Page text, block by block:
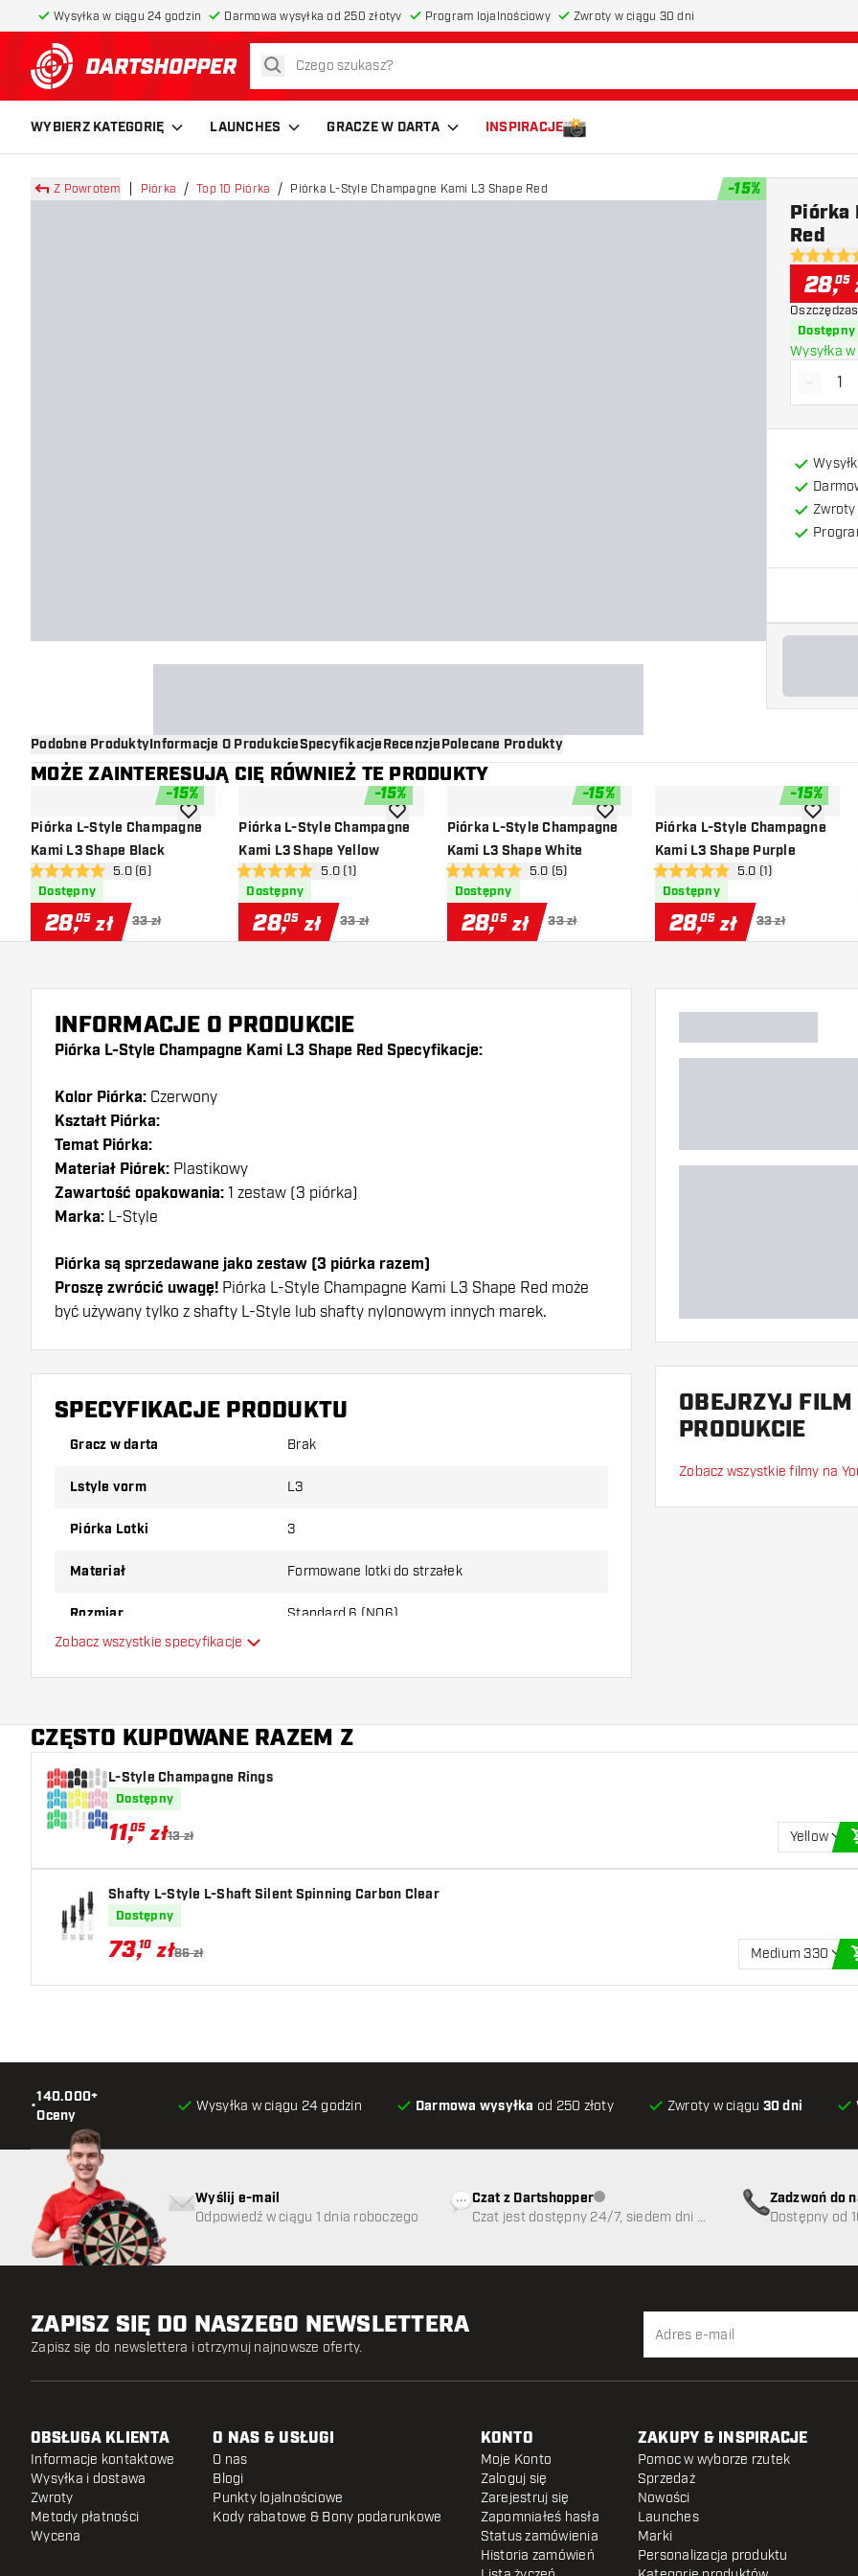
Wysyłka w ciągu 24 godzin Darmowa wysyłka od 250 złotyv Program lojalnościowy Zwroty w ciągu 30 dni
powrót do strony głównej
szukaj
WYBIERZ KATEGORIĘ LAUNCHES GRACZE W DARTA INSPIRACJE
Z Powrotem Piórka Top 10 Piórka Piórka L-Style Champagne Kami L3 Shape Red -15%
5 gwiazdki
Piórka
Red
28,05
Dostępny
Wysyłka
-
Zwroty
Podobne ProduktyInformacje O ProdukcieSpecyfikacjeRecenzjePolecane Produkty
MOŻE ZAINTERESUJĄ CIĘ RÓWNIEŻ TE PRODUKTY
-15%
Piórka L-Style Champagne
Kami L3 Shape Black
otwórz panel recenzji
5 gwiazdki oceny5.0 (6)
Dostępny
28,05 zł 33 zł
dodaj do listy życzeń
-15%
Piórka L-Style Champagne
Kami L3 Shape Yellow
otwórz panel recenzji
5 gwiazdki oceny5.0 (1)
Dostępny
28,05 zł 33 zł
dodaj do listy życzeń
-15%
Piórka L-Style Champagne
Kami L3 Shape White
otwórz panel recenzji
5 gwiazdki oceny5.0 (5)
Dostępny
28,05 zł 33 zł
dodaj do listy życzeń
-15%
Piórka L-Style Champagne
Kami L3 Shape Purple
otwórz panel recenzji
5 gwiazdki oceny5.0 (1)
Dostępny
28,05 zł 33 zł
dodaj do
INFORMACJE O PRODUKCIE
Piórka L-Style Champagne Kami L3 Shape Red Specyfikacje:
Kolor Piórka: Czerwony
Kształt Piórka:
Temat Piórka:
Materiał Piórek: Plastikowy
Zawartość opakowania: 1 zestaw (3 piórka)
Marka: L-Style
Piórka są sprzedawane jako zestaw (3 piórka razem)
Proszę zwrócić uwagę! Piórka L-Style Champagne Kami L3 Shape Red może
być używany tylko z shafty L-Style lub shafty nylonowym innych marek.
Upewnij się, że masz pod ręką dużo piórek i shaftów. Mogą one zostać
uszkodzone lub złamane w wyniku użytkowania.
który wariant najbardziej Ci odpowiada!
SPECYFIKACJE PRODUKTU
Gracz w darta Brak
Lstyle vorm L3
Piórka Lotki 3
Materiał Formowane lotki do strzałek
Rozmiar Standard 6 (NO6)
Główny kolor
Zobacz wszystkie specyfikacje
OBEJRZYJ FILM
PRODUKCIE
Zobacz wszystkie filmy na
CZĘSTO KUPOWANE RAZEM Z
L-Style Champagne Rings
Dostępny
11,05 zł13 zł Yellow
Shafty L-Style L-Shaft Silent Spinning Carbon Clear
Dostępny
73,10 zł86 zł Medium 330
•
140.000+
Oceny
Wysyłka w ciągu 24 godzin Darmowa wysyłka od 250 złoty Zwroty w ciągu 30 dni
Wyślij e-mail
Odpowiedź w ciągu 1 dnia roboczego
Czat z DartshopperObsługa klienta niedostępna
Czat jest dostępny 24/7, siedem dni w
Zadzwoń do
89
Dostępny od
ZAPISZ SIĘ DO NASZEGO NEWSLETTERA
Zapisz się do newslettera i otrzymuj najnowsze oferty.
OBSŁUGA KLIENTA
Informacje kontaktowe
Wysyłka i dostawa
Zwroty
Metody płatności
Wycena
O NAS & USŁUGI
O nas
Blogi
Punkty lojalnościowe
Kody rabatowe & Bony podarunkowe
KONTO
Moje Konto
Zaloguj się
Zarejestruj się
Zapomniałeś hasła
Status zamówienia
Historia zamówień
ZAKUPY & INSPIRACJE
Pomoc w wyborze rzutek
Sprzedaż
Nowości
Launches
Marki
Personalizacja produktu